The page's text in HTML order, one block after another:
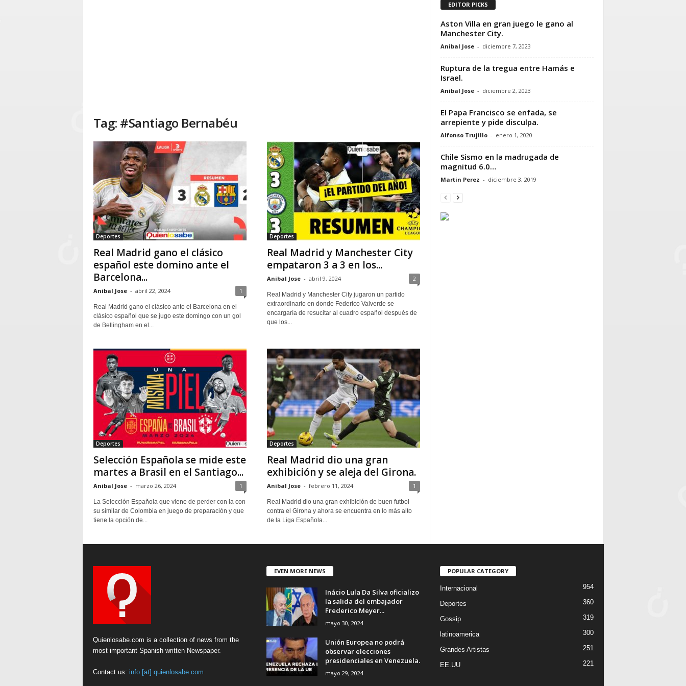
Tag: #Santiago Bernabéu
Deportes
Real Madrid gano el clásico
español este domino ante el
Barcelona...
Anibal Jose - abril 22, 2024 1
Real Madrid gano el clásico ante el Barcelona en el
clásico español que se jugo este domingo con un gol
de Bellingham en el...
Deportes
Real Madrid y Manchester City
empataron 3 a 3 en los...
Anibal Jose - abril 9, 2024 2
Real Madrid y Manchester City jugaron un partido
extraordinario en donde Federico Valverde se
encargaría de resucitar al cuadro español después de
que los...
Deportes
Selección Española se mide este
martes a Brasil en el Santiago...
Anibal Jose - marzo 26, 2024 1
La Selección Española que viene de perder con la con
su similar de Colombia en juego de preparación y que
tiene la opción de...
Deportes
Real Madrid dio una gran
exhibición y se aleja del Girona.
Anibal Jose - febrero 11, 2024 1
Real Madrid dio una gran exhibición de buen futbol
contra el Girona y ahora se encuentra en lo más alto
de la Liga Española...
EDITOR PICKS
Aston Villa en gran juego le gano al
Manchester City.
Anibal Jose - diciembre 7, 2023
Ruptura de la tregua entre Hamás e
Israel.
Anibal Jose - diciembre 2, 2023
El Papa Francisco se enfada, se
arrepiente y pide disculpa.
Alfonso Trujillo - enero 1, 2020
Chile Sismo en la madrugada de
magnitud 6.0…
Martin Perez - diciembre 3, 2019
Quienlosabe.com is a collection of news from the
most important Spanish written Newspaper.
Contact us: info [at] quienlosabe.com
EVEN MORE NEWS
Inácio Lula Da Silva oficializo
la salida del embajador
Frederico Meyer...
mayo 30, 2024
Unión Europea no podrá
observar elecciones
presidenciales en Venezuela.
mayo 29, 2024
POPULAR CATEGORY
Internacional 954
Deportes 360
Gossip 319
latinoamerica 300
Grandes Artistas 251
EE.UU 221